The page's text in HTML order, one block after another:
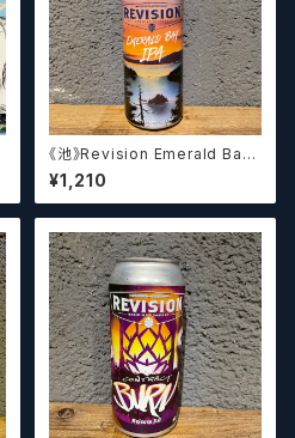
《池》Revision Emerald Bay I
PA (473ml) / エメラルド ベイ I
PA
¥1,210